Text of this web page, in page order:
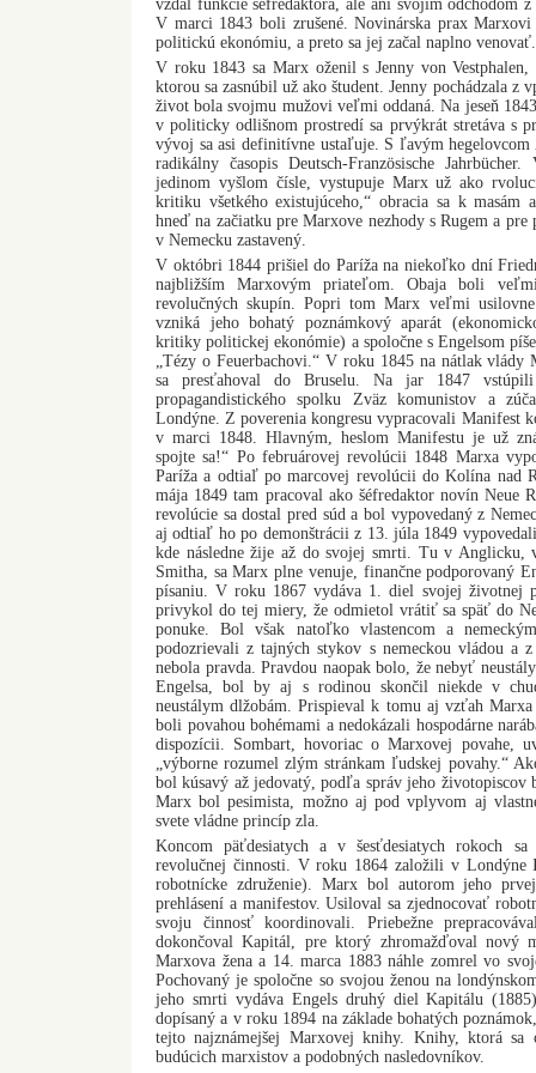
vzdal funkcie šéfredaktora, ale ani svojim odchodom
V marci 1843 boli zrušené. Novinárska prax Marxovi
politickú ekonómiu, a preto sa jej začal naplno venovať.
V roku 1843 sa Marx oženil s Jenny von
ktorou sa zasnúbil už ako študent. Jenny pochádzala
život bola svojmu mužovi veľmi oddaná. Na jeseň
v politicky odlišnom prostredí sa prvýkrát stretáva s
vývoj sa asi definitívne ustaľuje. S ľavým
radikálny časopis Deutsch-Französische
jedinom vyšlom čísle, vystupuje Marx už ako
kritiku všetkého existujúceho,“ obracia sa k masám
hneď na začiatku pre Marxove nezhody s Rugem a
v Nemecku zastavený.
V októbri 1844 prišiel do Paríža na niekoľko dní
najbližším Marxovým priateľom. Obaja boli
revolučných skupín. Popri tom Marx veľmi
vzniká jeho bohatý poznámkový aparát
kritiky politickej ekonómie) a spoločne s Engelsom
„Tézy o Feuerbachovi.“ V roku 1845 na nátlak vlády
sa presťahoval do Bruselu. Na jar 1847
propagandistického spolku Zväz komunistov a
Londýne. Z poverenia kongresu vypracovali Manifest
v marci 1848. Hlavným, heslom Manifestu je už
spojte sa!“ Po februárovej revolúcii 1848 Marxa
Paríža a odtiaľ po marcovej revolúcii do Kolína nad
mája 1849 tam pracoval ako šéfredaktor novín Neue
revolúcie sa dostal pred súd a bol vypovedaný z
aj odtiaľ ho po demonštrácii z 13. júla 1849
kde následne žije až do svojej smrti. Tu v Anglicku,
Smitha, sa Marx plne venuje, finančne podporovaný
písaniu. V roku 1867 vydáva 1. diel svojej životnej
privykol do tej miery, že odmietol vrátiť sa späť do
ponuke. Bol však natoľko vlastencom a
podozrievali z tajných stykov s nemeckou vládou a
nebola pravda. Pravdou naopak bolo, že nebyť
Engelsa, bol by aj s rodinou skončil niekde v
neustálym dlžobám. Prispieval k tomu aj vzťah
boli povahou bohémami a nedokázali hospodárne
dispozícii. Sombart, hovoriac o Marxovej povahe,
„výborne rozumel zlým stránkam ľudskej povahy.“
bol kúsavý až jedovatý, podľa správ jeho životopiscov
Marx bol pesimista, možno aj pod vplyvom aj
svete vládne princíp zla.
Koncom päťdesiatych a v šesťdesiatych rokoch
revolučnej činnosti. V roku 1864 založili v Londýne
robotnícke združenie). Marx bol autorom jeho
prehlásení a manifestov. Usiloval sa zjednocovať
svoju činnosť koordinovali. Priebežne
dokončoval Kapitál, pre ktorý zhromažďoval nový
Marxova žena a 14. marca 1883 náhle zomrel vo
Pochovaný je spoločne so svojou ženou na
jeho smrti vydáva Engels druhý diel Kapitálu
dopísaný a v roku 1894 na základe bohatých
tejto najznámejšej Marxovej knihy. Knihy, ktorá sa
budúcich marxistov a podobných nasledovníkov.